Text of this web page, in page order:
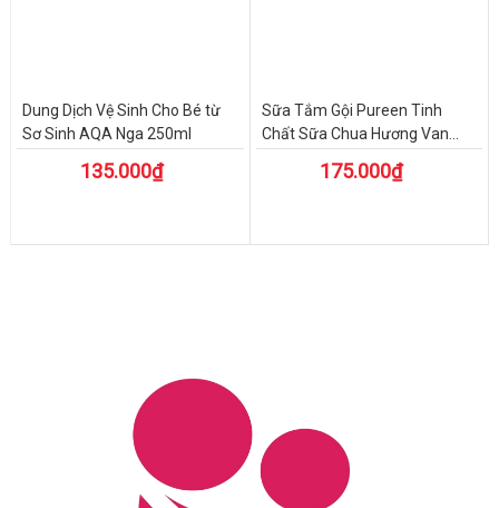
Dung Dịch Vệ Sinh Cho Bé từ
Sơ Sinh AQA Nga 250ml
135.000₫
Sữa Tắm Gội Pureen Tinh
Chất Sữa Chua Hương Van...
175.000₫